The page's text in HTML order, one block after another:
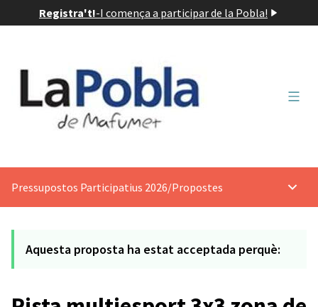
Registra't!-I comença a participar de la Pobla!
Pressupostos Participatius 2026/Propostes
Aquesta proposta ha estat acceptada perquè: